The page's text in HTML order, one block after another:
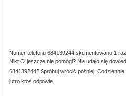
Numer telefonu 684139244 skomentowano 1 raz.
Nikt Ci jeszcze nie pomógł? Nie udało się
684139244? Spróbuj wrócić później.
jutro ktoś odpowie.